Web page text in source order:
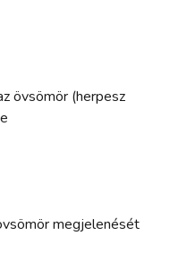
övsömör (herpesz
megjelenését